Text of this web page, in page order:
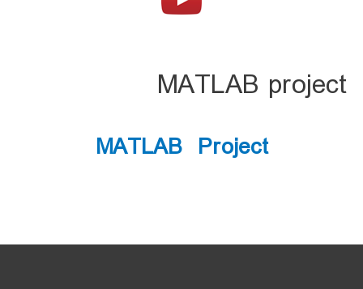
MATLAB project
MATLAB Project